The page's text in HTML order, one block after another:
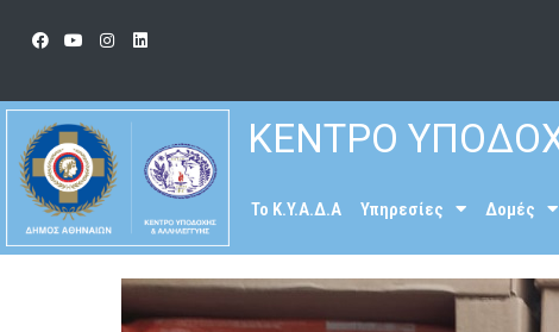
ΚΕΝΤΡΟ
To K.Y.A.Δ.Α Υπηρεσίες Δομές